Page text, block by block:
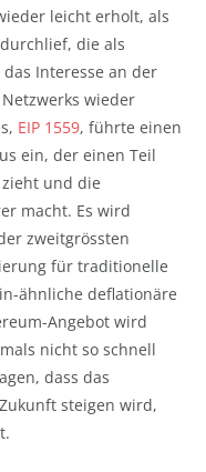
leicht erholt, als
die als
Interesse an der
wieder
EIP 1559, führte einen
ein, der einen Teil
zieht und die
macht. Es wird
zweitgrössten
für traditionelle
ähnliche deflationäre
Angebot wird
nicht so schnell
dass das
steigen wird,